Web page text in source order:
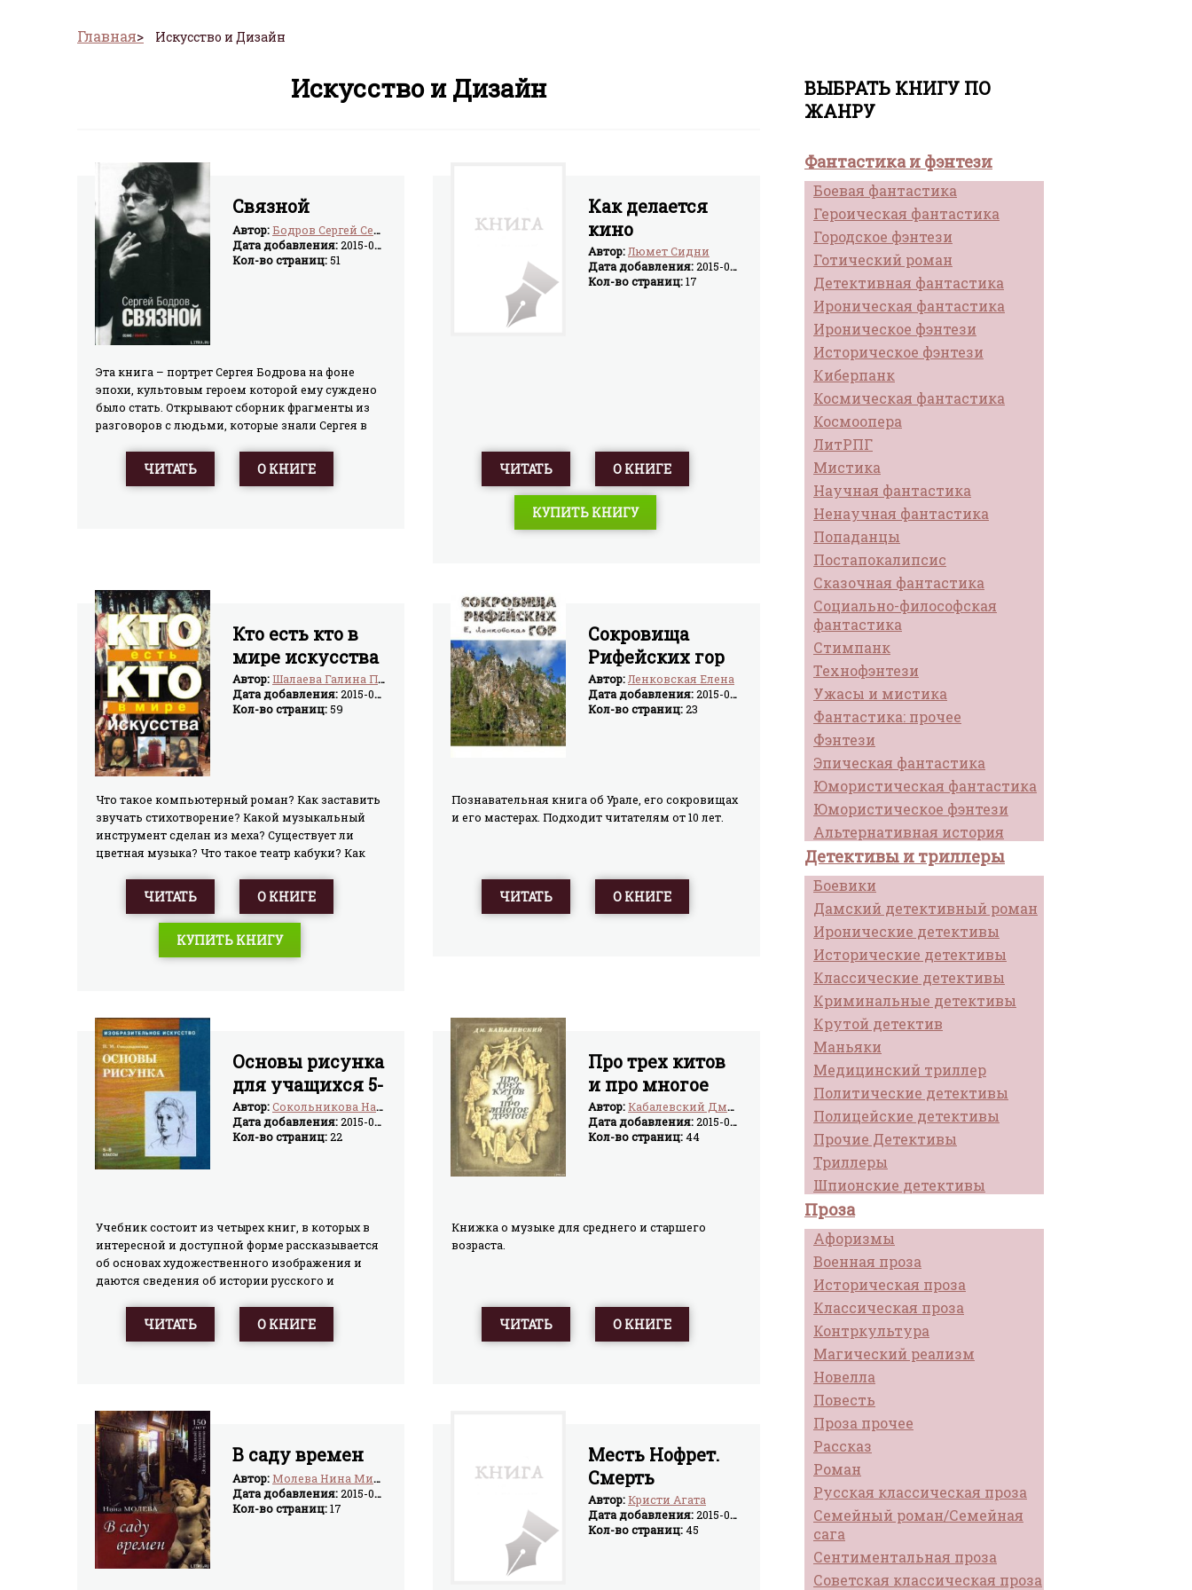
Главная Искусство и Дизайн
ВЫБРАТЬ КНИГУ ПО
ЖАНРУ
Фантастика и фэнтези
Боевая фантастика
Героическая фантастика
Городское фэнтези
Готический роман
Детективная фантастика
Ироническая фантастика
Ироническое фэнтези
Историческое фэнтези
Киберпанк
Космическая фантастика
Космоопера
ЛитРПГ
Мистика
Научная фантастика
Ненаучная фантастика
Попаданцы
Постапокалипсис
Сказочная фантастика
Социально-философская
фантастика
Стимпанк
Технофэнтези
Ужасы и мистика
Фантастика: прочее
Фэнтези
Эпическая фантастика
Юмористическая фантастика
Юмористическое фэнтези
Альтернативная история
Детективы и триллеры
Боевики
Дамский детективный роман
Иронические детективы
Исторические детективы
Классические детективы
Криминальные детективы
Крутой детектив
Маньяки
Медицинский триллер
Политические детективы
Полицейские детективы
Прочие Детективы
Триллеры
Шпионские детективы
Проза
Афоризмы
Военная проза
Историческая проза
Классическая проза
Контркультура
Магический реализм
Новелла
Повесть
Проза прочее
Рассказ
Роман
Русская классическая проза
Семейный роман/Семейная
сага
Сентиментальная проза
Советская классическая проза
Искусство и Дизайн
Связной
Автор:Бодров Сергей Сергеевич
Дата добавления:2015-04-02
Кол-во страниц: 51
Эта книга – портрет Сергея Бодрова на фоне
эпохи, культовым героем которой ему суждено
было стать. Открывают сборник фрагменты из
разговоров с людьми, которые знали Сергея в
Чулпан Хаматова, Вадим Самойлов, Алексей
Чадов, Вячеслав Бутусов и другие). В разделе
также публикуются впервые.
ЧИТАТЬ О КНИГЕ
Как делается
кино
Автор: Люмет Сидни
Дата добавления:2015-04-28
Кол-во страниц:17
ЧИТАТЬ О КНИГЕ
КУПИТЬ КНИГУ
Кто есть кто в
мире искусства
Автор:Шалаева Галина Петровна
Дата добавления:2015-07-13
Кол-во страниц: 59
Что такое компьютерный роман? Как заставить
звучать стихотворение? Какой музыкальный
инструмент сделан из меха? Существует ли
цветная музыка? Что такое театр кабуки? Как
вопросы вы найдете в нашей книге. Каждый
почемучка с удовольствием изучит ее от корки
до корки, чтобы узнать то, чего еще не знают
родители и друзья! Самые интересные факты о
мире искусства — для самых любознательных!
ЧИТАТЬ О КНИГЕ
КУПИТЬ КНИГУ
Сокровища
Рифейских гор
Автор: Ленковская Елена
Дата добавления:2015-07-19
Кол-во страниц:23
Познавательная книга об Урале, его сокровищах
и его мастерах. Подходит читателям от 10 лет.
ЧИТАТЬ О КНИГЕ
Основы рисунка
для учащихся 5-
8 классов
Автор:Сокольникова Наталья Михайловна
Дата добавления:2015-07-19
Кол-во страниц:22
Учебник состоит из четырех книг, в которых в
интересной и доступной форме рассказывается
об основах художественного изображения и
даются сведения об истории русского и
древнейших времен до наших дней. Книга
«Основы рисунка» рассматривает рисунок как
азбуку рисунка в процессе практических
заданий по рисованию портрета и фигуры
человека, разнообразных натюрмортов,
пейзажей и тематических композиций. В конце
книги помещены: ответы на трудные вопросы,
«секреты и тайны» мастеров изобразительного
искусства и рекомендуемая литература. Прим
OCR: Выложена четвертая и последняя книга
комплекта Изобразительное искусство для
ЧИТАТЬ О КНИГЕ
Про трех китов
и про многое
другое
Автор:Кабалевский Дмитрий Борисович
Дата добавления:2015-07-23
Кол-во страниц:44
Книжка о музыке для среднего и старшего
возраста.
ЧИТАТЬ О КНИГЕ
В саду времен
Автор:Молева Нина Михайловна
Дата добавления:2015-07-24
Кол-во страниц:17
Месть Нофрет.
Смерть
приходит в
конце
Автор:Кристи Агата
Дата добавления:2015-07-28
Кол-во страниц:45